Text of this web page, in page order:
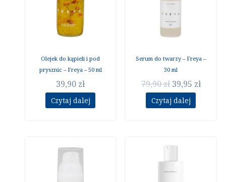
Olejek do kąpieli i pod
prysznic – Freya – 50 ml
39,90 zł
Czytaj dalej
Serum do twarzy – Freya –
30 ml
79,90zł 39,95 zł
Czytaj dalej